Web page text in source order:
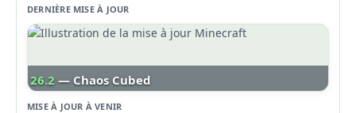
DERNIÈRE MISE À JOUR
26.2 — Chaos Cubed
MISE À JOUR À VENIR